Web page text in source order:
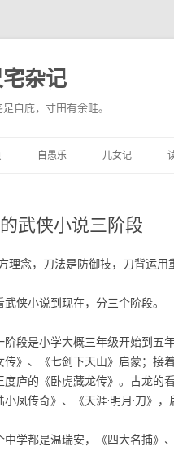
杂记
足自庇，寸田有余畦。
自愚乐 儿女记
武侠小说三阶段
理念，刀法是防御技，刀背运
武侠小说到现在，分三个阶段。
阶段是小学大概三年级开始到五
传》、《七剑下天山》启蒙；接
度庐的《卧虎藏龙传》。古龙的
小凤传奇》、《天涯·明月·刀》
中学都是温瑞安，《四大名捕》